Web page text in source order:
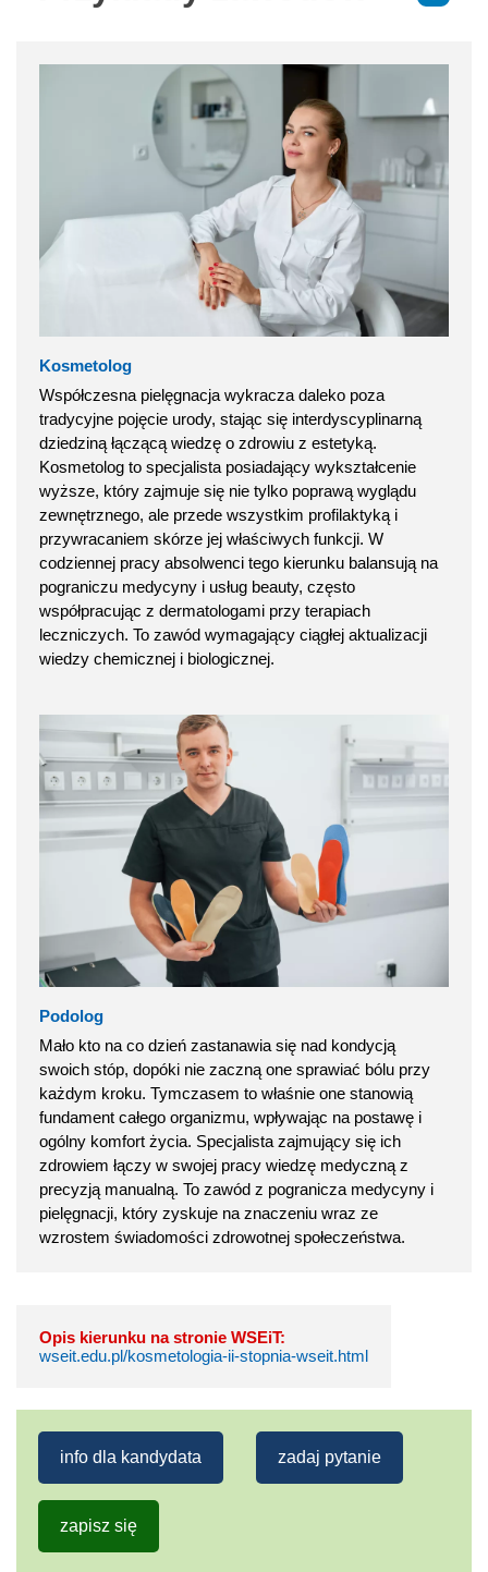
Kosmetolog
Współczesna pielęgnacja wykracza daleko poza
tradycyjne pojęcie urody, stając się interdyscyplinarną
dziedziną łączącą wiedzę o zdrowiu z estetyką.
Kosmetolog to specjalista posiadający wykształcenie
wyższe, który zajmuje się nie tylko poprawą wyglądu
zewnętrznego, ale przede wszystkim profilaktyką i
przywracaniem skórze jej właściwych funkcji. W
codziennej pracy absolwenci tego kierunku balansują na
pograniczu medycyny i usług beauty, często
współpracując z dermatologami przy terapiach
leczniczych. To zawód wymagający ciągłej aktualizacji
wiedzy chemicznej i biologicznej.
Podolog
Mało kto na co dzień zastanawia się nad kondycją
swoich stóp, dopóki nie zaczną one sprawiać bólu przy
każdym kroku. Tymczasem to właśnie one stanowią
fundament całego organizmu, wpływając na postawę i
ogólny komfort życia. Specjalista zajmujący się ich
zdrowiem łączy w swojej pracy wiedzę medyczną z
precyzją manualną. To zawód z pogranicza medycyny i
pielęgnacji, który zyskuje na znaczeniu wraz ze
wzrostem świadomości zdrowotnej społeczeństwa.
Opis kierunku na stronie WSEiT:
wseit.edu.pl/kosmetologia-ii-stopnia-wseit.html
info dla kandydata zadaj pytanie
zapisz się